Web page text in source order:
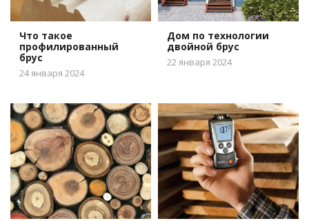
Что такое
профилированный
брус
24 января 2024
Дом по технологии
двойной брус
22 января 2024